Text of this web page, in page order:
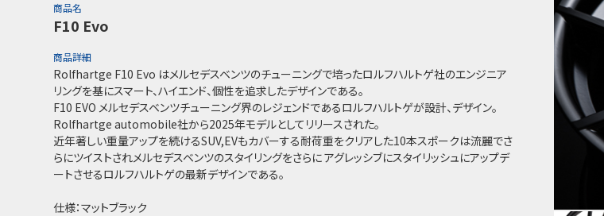
商品名
F10 Evo
商品詳細
Rolfhartge F10 Evo はメルセデスベンツのチューニングで培ったロルフハルトゲ社のエンジニア
リングを基にスマート、ハイエンド、個性を追求したデザインである。
F10 EVO メルセデスベンツチューニング界のレジェンドであるロルフハルトゲが設計、デザイン。
Rolfhartge automobile社から2025年モデルとしてリリースされた。
近年著しい重量アップを続けるSUV,EVもカバーする耐荷重をクリアした10本スポークは流麗でさ
らにツイストされメルセデスベンツのスタイリングをさらに アグレッシブにスタイリッシュにアップデ
ートさせるロルフハルトゲの最新デザインである。
仕様：マットブラック